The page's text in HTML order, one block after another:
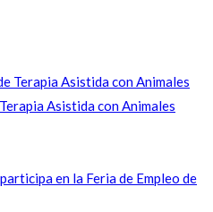
Asistida con Animales